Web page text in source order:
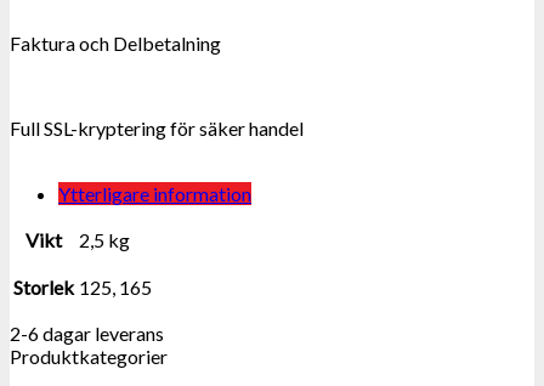
Faktura och Delbetalning
Full SSL-kryptering för säker handel
Ytterligare information
Vikt
2,5 kg
Storlek 125, 165
2-6 dagar leverans
Produktkategorier